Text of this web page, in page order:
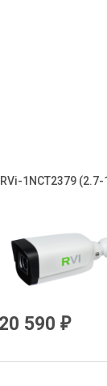
RVi-1NCT2379 (2.7-
20 590 ₽